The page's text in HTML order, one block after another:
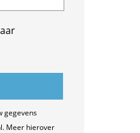
gegevens
Meer hierover